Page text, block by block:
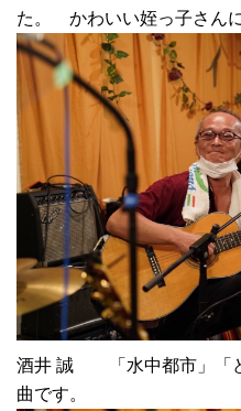
た。 かわいい姪っ子さん
酒井 誠 「水中都市」「
曲です。